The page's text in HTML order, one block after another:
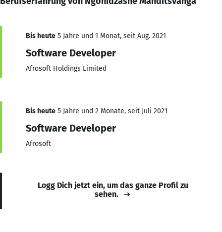
Bis heute 5 Jahre und 1 Monat, seit Aug. 2021
Software Developer
Afrosoft Holdings Limited
Bis heute 5 Jahre und 2 Monate, seit Juli 2021
Software Developer
Afrosoft
Logg Dich jetzt ein, um das ganze Profil zu
sehen.